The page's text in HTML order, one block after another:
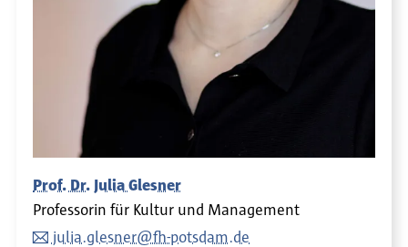
Prof. Dr. Julia Glesner
Professorin für Kultur und Management
julia.glesner@fh-potsdam.de